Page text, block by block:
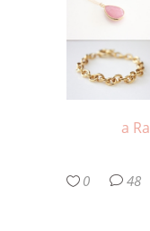
a
0 48